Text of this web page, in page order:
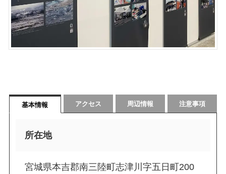
基本情報 アクセス 周辺情報 注意事項
所在地
宮城県本吉郡南三陸町志津川字五日町200